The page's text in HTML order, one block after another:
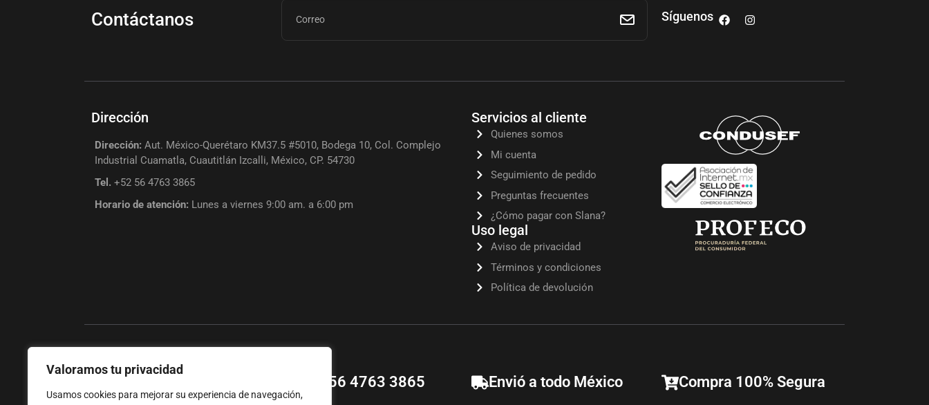
Valoramos tu privacidad
Usamos cookies para mejorar su experiencia de navegación,
Contáctanos Síguenos
Dirección
Dirección: Aut. México-Querétaro KM37.5 #5010, Bodega 10, Col. Complejo
Industrial Cuamatla, Cuautitlán Izcalli, México, CP. 54730
Tel. +52 56 4763 3865
Horario de atención: Lunes a viernes 9:00 am. a 6:00 pm
Servicios al cliente
Quienes somos
Mi cuenta
Seguimiento de pedido
Preguntas frecuentes
¿Cómo pagar con Slana?
Uso legal
Aviso de privacidad
Términos y condiciones
Política de devolución
+52 56 4763 3865 Envió a todo México Compra 100% Segura